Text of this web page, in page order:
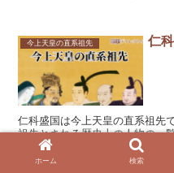
今上天皇の直系祖先 仁
仁科盛国は今上天皇の直系祖先
祖先とされる歴史上の人物の一
上天皇に至るまでの系譜を掲載
ホーム 検索